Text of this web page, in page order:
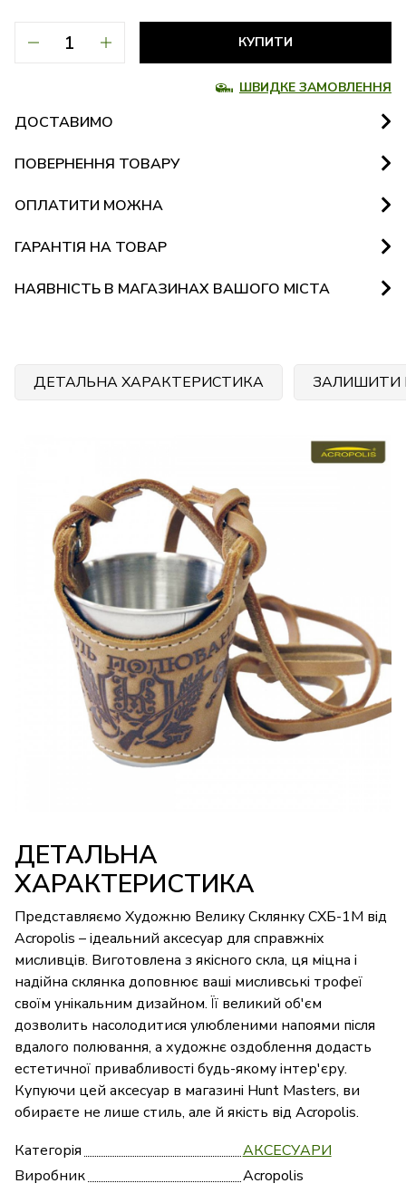
КУПИТИ
ШВИДКЕ ЗАМОВЛЕННЯ
ДОСТАВИМО
ПОВЕРНЕННЯ ТОВАРУ
ОПЛАТИТИ МОЖНА
ГАРАНТІЯ НА ТОВАР
НАЯВНІСТЬ В МАГАЗИНАХ ВАШОГО МІСТА
ДЕТАЛЬНА ХАРАКТЕРИСТИКА ЗАЛИШИТИ
ДЕТАЛЬНА
ХАРАКТЕРИСТИКА
Представляємо Художню Велику Склянку СХБ-1М від
Acropolis – ідеальний аксесуар для справжніх
мисливців. Виготовлена з якісного скла, ця міцна і
надійна склянка доповнює ваші мисливські трофеї
своїм унікальним дизайном. Її великий об'єм
дозволить насолодитися улюбленими напоями після
вдалого полювання, а художнє оздоблення додасть
естетичної привабливості будь-якому інтер'єру.
Купуючи цей аксесуар в магазині Hunt Masters, ви
обираєте не лише стиль, але й якість від Acropolis.
Категорія
АКСЕСУАРИ
Виробник
Acropolis